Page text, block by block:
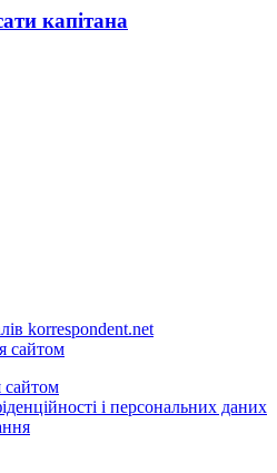
капітана
korrespondent.net
сайтом
сайтом
і персональних даних